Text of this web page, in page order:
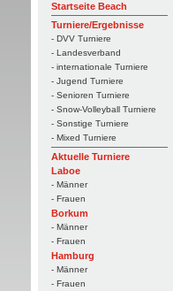
Startseite Beach
Turniere/Ergebnisse
- DVV Turniere
- Landesverband
- internationale Turniere
- Jugend Turniere
- Senioren Turniere
- Snow-Volleyball Turniere
- Sonstige Turniere
- Mixed Turniere
Aktuelle Turniere
Laboe
- Männer
- Frauen
Borkum
- Männer
- Frauen
Hamburg
- Männer
- Frauen